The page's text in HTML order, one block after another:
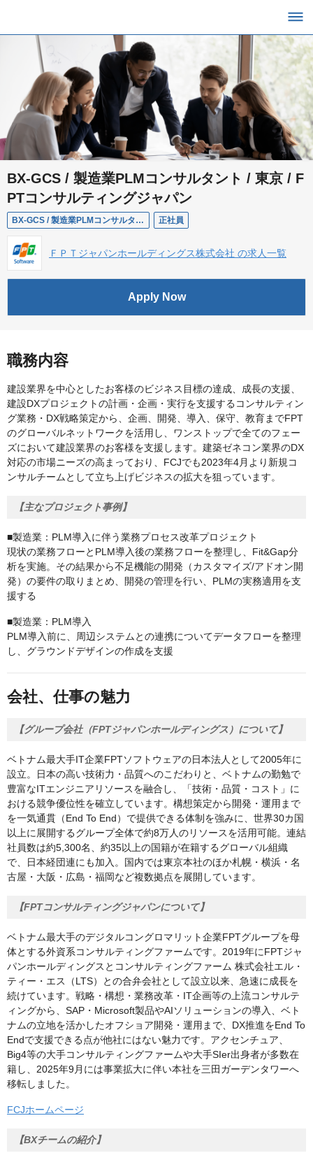
BX-GCS / 製造業PLMコンサルタント / 東京 / F
PTコンサルティングジャパン
BX-GCS / 製造業PLMコンサルタント / 東京 / FPTコンサルティングジャパン 正社員
ＦＰＴジャパンホールディングス株式会社 の求人一覧
Apply Now
職務内容
建設業界を中心としたお客様のビジネス目標の達成、成長の支援、
建設DXプロジェクトの計画・企画・実行を支援するコンサルティン
グ業務・DX戦略策定から、企画、開発、導入、保守、教育までFPT
のグローバルネットワークを活用し、ワンストップで全てのフェー
ズにおいて建設業界のお客様を支援します。建築ゼネコン業界のDX
対応の市場ニーズの高まっており、FCJでも2023年4月より新規コ
ンサルチームとして立ち上げビジネスの拡大を狙っています。
【主なプロジェクト事例】
■製造業：PLM導入に伴う業務プロセス改革プロジェクト
現状の業務フローとPLM導入後の業務フローを整理し、Fit&Gap分
析を実施。その結果から不足機能の開発（カスタマイズ/アドオン開
発）の要件の取りまとめ、開発の管理を行い、PLMの実務適用を支
援する
■製造業：PLM導入
PLM導入前に、周辺システムとの連携についてデータフローを整理
し、グラウンドデザインの作成を支援
会社、仕事の魅力
【グループ会社（FPTジャパンホールディングス）について】
ベトナム最大手IT企業FPTソフトウェアの日本法人として2005年に
設立。日本の高い技術力・品質へのこだわりと、ベトナムの勤勉で
豊富なITエンジニアリソースを融合し、「技術・品質・コスト」に
おける競争優位性を確立しています。構想策定から開発・運用まで
を一気通貫（End To End）で提供できる体制を強みに、世界30カ国
以上に展開するグループ全体で約8万人のリソースを活用可能。連結
社員数は約5,300名、約35以上の国籍が在籍するグローバル組織
で、日本経団連にも加入。国内では東京本社のほか札幌・横浜・名
古屋・大阪・広島・福岡など複数拠点を展開しています。
【FPTコンサルティングジャパンについて】
ベトナム最大手のデジタルコングロマリット企業FPTグループを母
体とする外資系コンサルティングファームです。2019年にFPTジャ
パンホールディングスとコンサルティングファーム 株式会社エル・
ティー・エス（LTS）との合弁会社として設立以来、急速に成長を
続けています。戦略・構想・業務改革・IT企画等の上流コンサルテ
ィングから、SAP・Microsoft製品やAIソリューションの導入、ベト
ナムの立地を活かしたオフショア開発・運用まで、DX推進をEnd To
Endで支援できる点が他社にはない魅力です。アクセンチュア、
Big4等の大手コンサルティングファームや大手SIer出身者が多数在
籍し、2025年9月には事業拡大に伴い本社を三田ガーデンタワーへ
移転しました。
FCJホームページ
【BXチームの紹介】